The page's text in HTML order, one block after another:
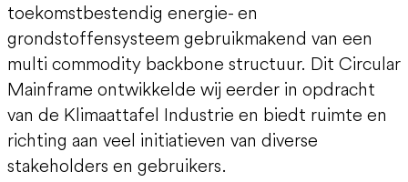
toekomstbestendig energie- en
grondstoffensysteem gebruikmakend van een
multi commodity backbone structuur. Dit Circular
Mainframe ontwikkelde wij eerder in opdracht
van de Klimaattafel Industrie en biedt ruimte en
richting aan veel initiatieven van diverse
stakeholders en gebruikers.